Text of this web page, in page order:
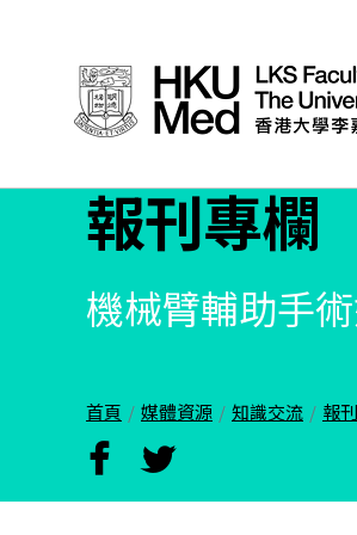
報刊專欄
機械臂輔助手
首頁 媒體資源 知識交流 報